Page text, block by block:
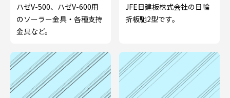
ハゼV-500、ハゼV-600用
のソーラー金具・各種支持
金具など。
JFE日建板株式会社の日輪
折板馳2型です。